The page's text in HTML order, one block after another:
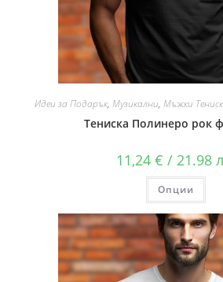
Идеи за Подарък, Музикални, Мъжки
Тениска Полинеро рок
11,24 € / 21.98
Опции